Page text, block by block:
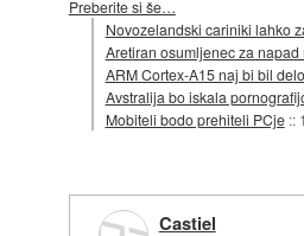
Preberite si še…
Novozelandski cariniki lahko
Aretiran osumljenec za napad
ARM Cortex-A15 naj bi bil
Avstralija bo iskala
Mobiteli bodo prehiteli PCje ::
Castiel